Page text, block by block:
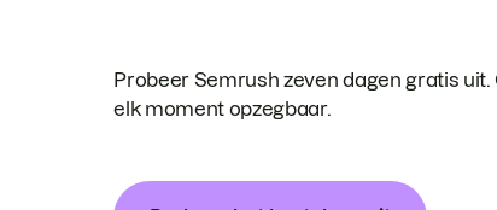
Probeer Semrush zeven dagen gratis uit.
elk moment opzegbaar.